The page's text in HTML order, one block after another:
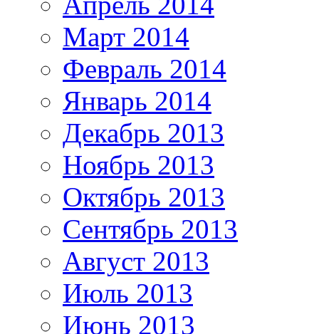
Март 2014
Февраль 2014
Январь 2014
Декабрь 2013
Ноябрь 2013
Октябрь 2013
Сентябрь 2013
Август 2013
Июль 2013
Июнь 2013